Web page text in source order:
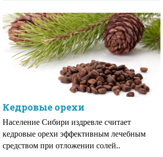
Кедровые орехи
Население Сибири издревле считает
кедровые орехи эффективным лечебным
средством при отложении солей..